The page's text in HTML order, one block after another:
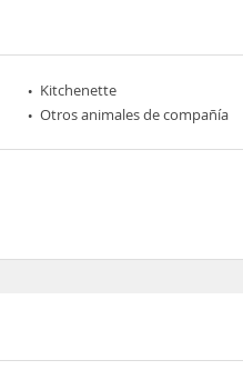
Kitchenette
Otros animales de compañía